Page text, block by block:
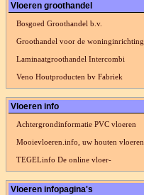
Vloeren groothandel
Bosgoed Groothandel b.v.
Groothandel voor de woninginrichting
Laminaatgroothandel Intercombi
Veno Houtproducten bv Fabriek
Vloeren info
Achtergrondinformatie PVC vloeren
Mooievloeren.info, uw houten vloeren
TEGELinfo De online vloer-
Vloeren infopagina's